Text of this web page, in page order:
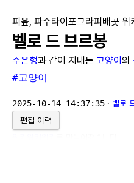
피읖, 파주타이포그라피배곳 위
벨로 드 브르봉
주은형과 같이 지내는 고양이 의
#고양이
2025-10-14 14:37:35 · 벨로
편집 이력